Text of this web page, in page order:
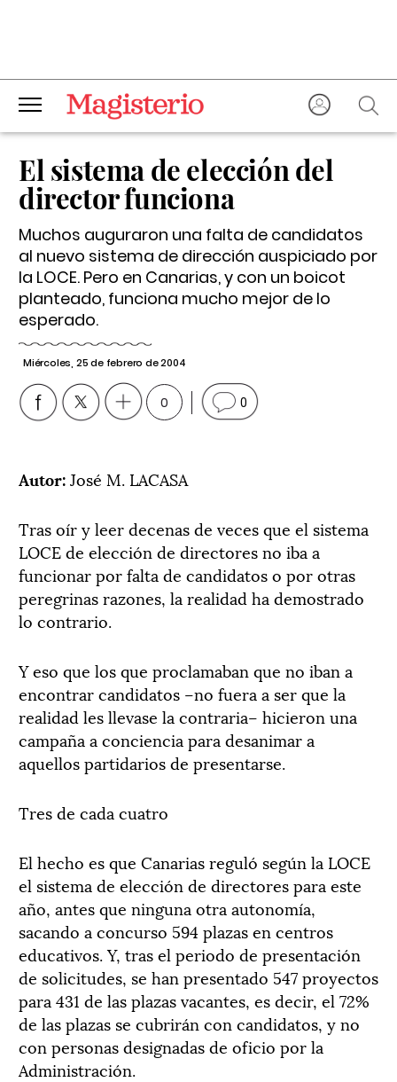
El sistema de elección del
director funciona
Muchos auguraron una falta de candidatos
al nuevo sistema de dirección auspiciado por
la LOCE. Pero en Canarias, y con un boicot
planteado, funciona mucho mejor de lo
esperado.
Miércoles, 25 de febrero de 2004
0 0
Autor:José M. LACASA
Tras oír y leer decenas de veces que el sistema
LOCE de elección de directores no iba a
funcionar por falta de candidatos o por otras
peregrinas razones, la realidad ha demostrado
lo contrario.
Y eso que los que proclamaban que no iban a
encontrar candidatos –no fuera a ser que la
realidad les llevase la contraria– hicieron una
campaña a conciencia para desanimar a
aquellos partidarios de presentarse.
Tres de cada cuatro
El hecho es que Canarias reguló según la LOCE
el sistema de elección de directores para este
año, antes que ninguna otra autonomía,
sacando a concurso 594 plazas en centros
educativos. Y, tras el periodo de presentación
de solicitudes, se han presentado 547 proyectos
para 431 de las plazas vacantes, es decir, el 72%
de las plazas se cubrirán con candidatos, y no
con personas designadas de oficio por la
Administración.